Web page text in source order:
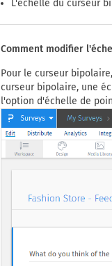
L'échelle du curseur
Comment modifier
Pour le curseur
curseur bipolaire, une
l'option d'échelle de